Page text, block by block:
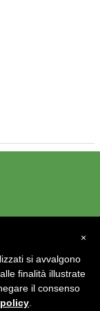
×
si avvalgono
finalità illustrate
il consenso